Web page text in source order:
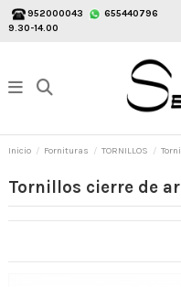
952000043 655440796
9.30-14.00
Inicio Fornituras TORNILLOS
Tornillos cierre de